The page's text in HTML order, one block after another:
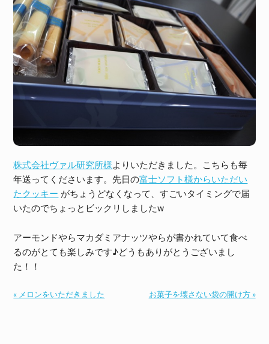
株式会社ヴァル研究所様よりいただきました。こちらも毎
年送ってくださいます。先日の富士ソフト様からいただい
たクッキー がちょうどなくなって、すごいタイミングで届
いたのでちょっとビックリしましたw
アーモンドやらマカダミアナッツやらが書かれていて食べ
るのがとても楽しみです♪どうもありがとうございまし
た！！
« メロンをいただきました お菓子を壊さない袋の開け方 »